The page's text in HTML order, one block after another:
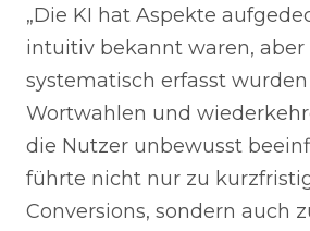
„Die KI hat Aspekte
intuitiv bekannt waren, aber
systematisch erfasst
Wortwahlen und
die Nutzer unbewusst
führte nicht nur zu
Conversions, sondern auch